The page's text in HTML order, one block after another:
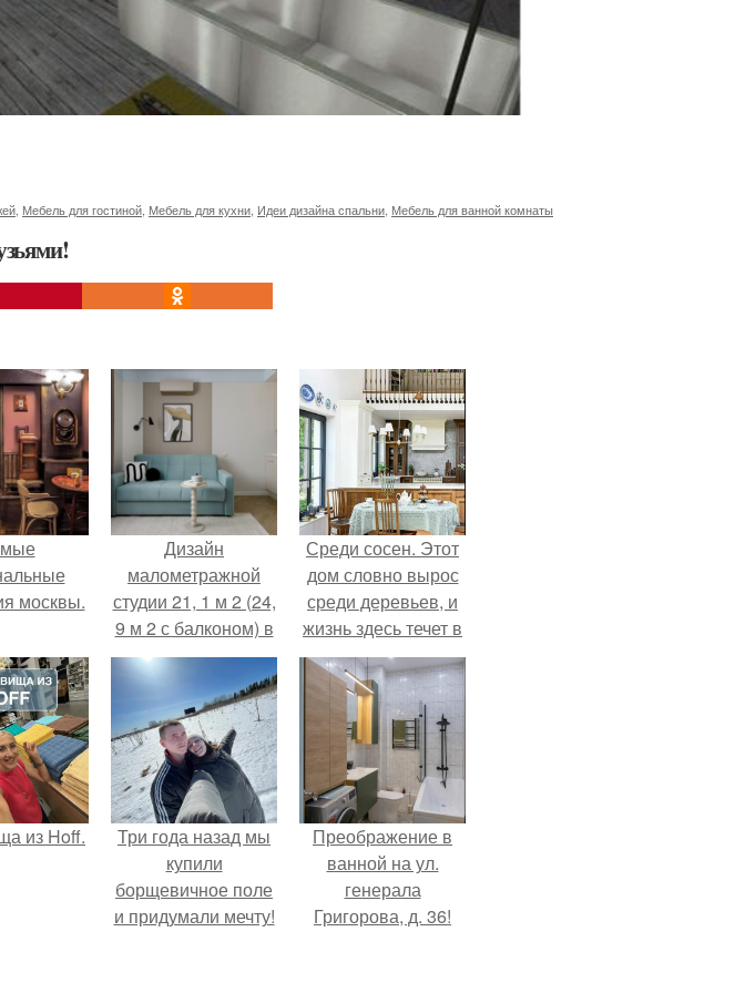
Мебель для гостиной Мебель для кухни Идеи дизайна спальни Мебель для ванной комнаты
москвы.
Дизайн
малометражной
студии 21, 1 м 2 (24,
9 м 2 с балконом) в
Краснодаре.
Среди сосен. Этот
дом словно вырос
среди деревьев, и
жизнь здесь течет в
собственном ритме
- спокойно, без
спешки и лишнего
шума.
из Hoff.
Три года назад мы
купили
борщевичное поле
и придумали мечту!
Преображение в
ванной на ул.
генерала
Григорова, д. 36!